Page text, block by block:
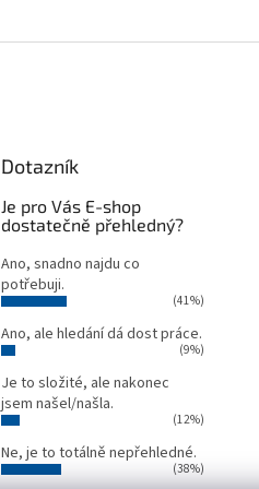
Dotazník
Je pro Vás E-shop
dostatečně přehledný?
Ano, snadno najdu co
potřebuji.
(41%)
Ano, ale hledání dá dost práce.
(9%)
Je to složité, ale nakonec
jsem našel/našla.
(12%)
Ne, je to totálně nepřehledné.
(38%)